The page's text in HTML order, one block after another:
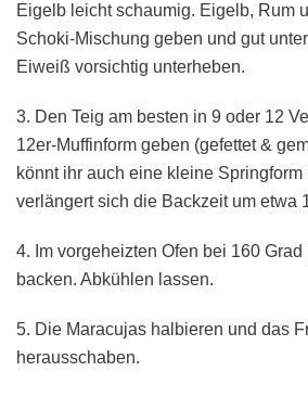
Eigelb leicht schaumig. Eigelb, Rum
Schoki-Mischung geben und gut
Eiweiß vorsichtig unterheben.
3. Den Teig am besten in 9 oder 12
12er-Muffinform geben (gefettet &
könnt ihr auch eine kleine Springform
verlängert sich die Backzeit um etwa
4. Im vorgeheizten Ofen bei 160
backen. Abkühlen lassen.
5. Die Maracujas halbieren und das
herausschaben.